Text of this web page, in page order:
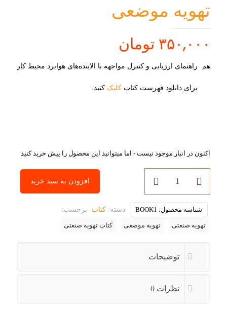
تهویه موضعی
۳۵۰,۰۰۰ تومان
راهنمای ارزیابی و کنترل مواجهه با الاینده‌های هوابرد محیط کار
برای دانلود فهرست کتاب کلیک کنید.
هم
اکنون در انبار موجود نیست - اما میتوانید این محصول را پیش خرید کنید
افزودن به سبد خرید
شناسه محصول: BOOK1 دسته: کتاب برچسب:
تهویه صنعتی تهویه موضعی کتاب تهویه صنعتی
توضیحات
نظرات 0